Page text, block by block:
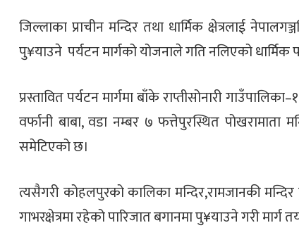
जिल्लाका प्राचीन मन्दिर तथा धार्मिक क्षेत्रलाई
पु¥याउने पर्यटन मार्गको योजनाले गति नलिएको धार्मिक
प्रस्तावित पर्यटन मार्गमा बाँके राप्तीसोनारी
वर्फानी बाबा, वडा नम्बर ७ फत्तेपुरस्थित पोखरामाता
समेटिएको छ।
त्यसैगरी कोहलपुरको कालिका मन्दिर,रामजानकी
गाभरक्षेत्रमा रहेको पारिजात बगानमा पु¥याउने गरी